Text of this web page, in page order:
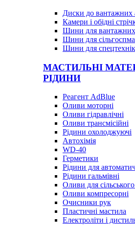
Диски до вантажних
Камери і обідні
Шини для вантажних
Шини для
Шини для
МАСТИЛЬНІ
РІДИНИ
Реагент AdBlue
Оливи моторні
Оливи гідравлічні
Оливи трансмісійні
Рідини охолоджуючі
Автохімія
WD-40
Герметики
Рідини для
Рідини гальмівні
Оливи для
Оливи компресорні
Очисники рук
Пластичні мастила
Електроліти і